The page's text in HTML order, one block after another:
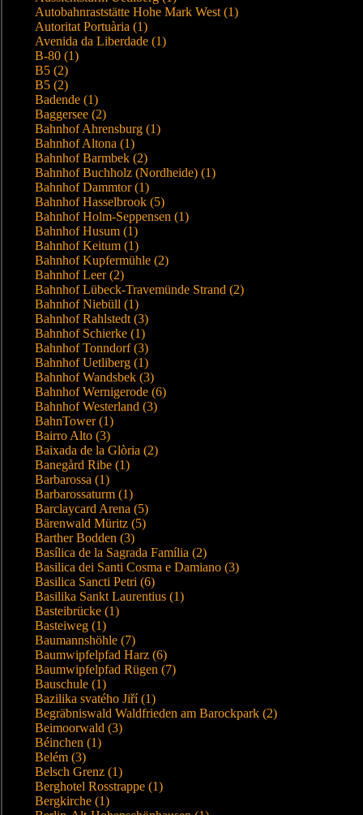
Autobahnraststätte Hohe Mark West (1)
Autoritat Portuària (1)
Avenida da Liberdade (1)
B-80 (1)
B5 (2)
B5 (2)
Badende (1)
Baggersee (2)
Bahnhof Ahrensburg (1)
Bahnhof Altona (1)
Bahnhof Barmbek (2)
Bahnhof Buchholz (Nordheide) (1)
Bahnhof Dammtor (1)
Bahnhof Hasselbrook (5)
Bahnhof Holm-Seppensen (1)
Bahnhof Husum (1)
Bahnhof Keitum (1)
Bahnhof Kupfermühle (2)
Bahnhof Leer (2)
Bahnhof Lübeck-Travemünde Strand (2)
Bahnhof Niebüll (1)
Bahnhof Rahlstedt (3)
Bahnhof Schierke (1)
Bahnhof Tonndorf (3)
Bahnhof Uetliberg (1)
Bahnhof Wandsbek (3)
Bahnhof Wernigerode (6)
Bahnhof Westerland (3)
BahnTower (1)
Bairro Alto (3)
Baixada de la Glòria (2)
Banegård Ribe (1)
Barbarossa (1)
Barbarossaturm (1)
Barclaycard Arena (5)
Bärenwald Müritz (5)
Barther Bodden (3)
Basílica de la Sagrada Família (2)
Basilica dei Santi Cosma e Damiano (3)
Basilica Sancti Petri (6)
Basilika Sankt Laurentius (1)
Basteibrücke (1)
Basteiweg (1)
Baumannshöhle (7)
Baumwipfelpfad Harz (6)
Baumwipfelpfad Rügen (7)
Bauschule (1)
Bazilika svatého Jiří (1)
Begräbniswald Waldfrieden am Barockpark (2)
Beimoorwald (3)
Béinchen (1)
Belém (3)
Belsch Grenz (1)
Berghotel Rosstrappe (1)
Bergkirche (1)